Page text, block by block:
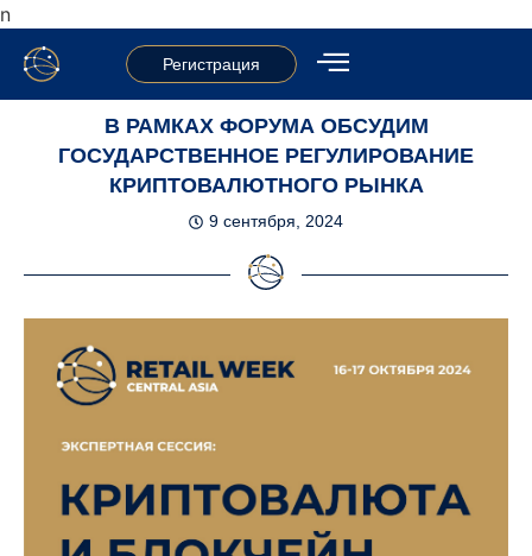
n
Регистрация
В РАМКАХ ФОРУМА ОБСУДИМ
ГОСУДАРСТВЕННОЕ РЕГУЛИРОВАНИЕ
КРИПТОВАЛЮТНОГО РЫНКА
9 сентября, 2024